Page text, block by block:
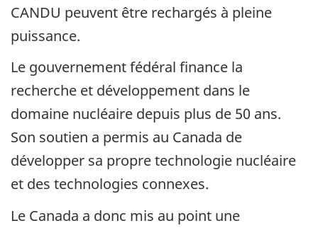
CANDU peuvent être rechargés à pleine
puissance.
Le gouvernement fédéral finance la
recherche et développement dans le
domaine nucléaire depuis plus de 50 ans.
Son soutien a permis au Canada de
développer sa propre technologie nucléaire
et des technologies connexes.
Le Canada a donc mis au point une